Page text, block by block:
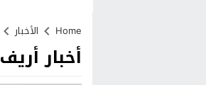
Home الأخبار
أخبار أريف